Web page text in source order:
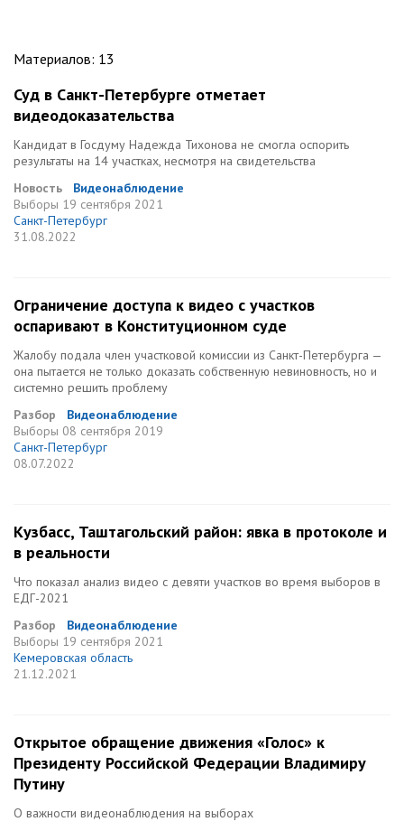
Материалов: 13
Суд в Санкт-Петербурге отметает
видеодоказательства
Кандидат в Госдуму Надежда Тихонова не смогла оспорить
результаты на 14 участках, несмотря на свидетельства
Новость
Видеонаблюдение
Выборы 19 сентября 2021
Санкт-Петербург
31.08.2022
Ограничение доступа к видео с участков
оспаривают в Конституционном суде
Жалобу подала член участковой комиссии из Санкт-Петербурга —
она пытается не только доказать собственную невиновность, но и
системно решить проблему
Разбор
Видеонаблюдение
Выборы 08 сентября 2019
Санкт-Петербург
08.07.2022
Кузбасс, Таштагольский район: явка в протоколе и
в реальности
Что показал анализ видео с девяти участков во время выборов в
ЕДГ-2021
Разбор
Видеонаблюдение
Выборы 19 сентября 2021
Кемеровская область
21.12.2021
Открытое обращение движения «Голос» к
Президенту Российской Федерации Владимиру
Путину
О важности видеонаблюдения на выборах